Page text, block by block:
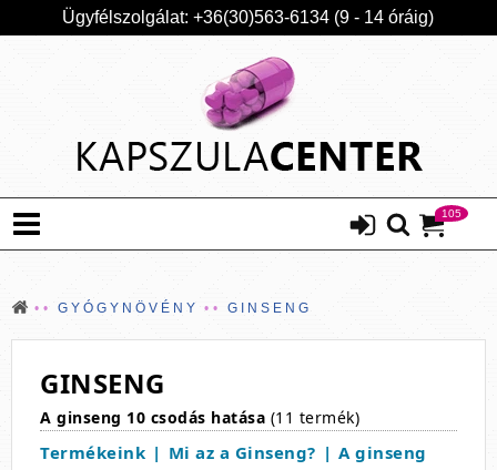
Ügyfélszolgálat: +36(30)563-6134 (9 - 14 óráig)
105
GYÓGYNÖVÉNY GINSENG
GINSENG
A ginseng 10 csodás hatása (11 termék)
Termékeink Mi az a Ginseng?
A ginseng